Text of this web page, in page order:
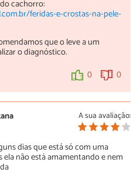
cachorro:
feridas-e-crostas-na-pele-
que o leve a um
o diagnóstico.
0 0
A sua avaliação:
dias que está só com uma
não está amamentando e nem